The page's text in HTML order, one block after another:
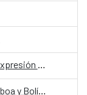
Conferencia "El estado de la libertad de expresión en América Latina"
Presentación del libro Benlliure entre Balboa y Bolívar